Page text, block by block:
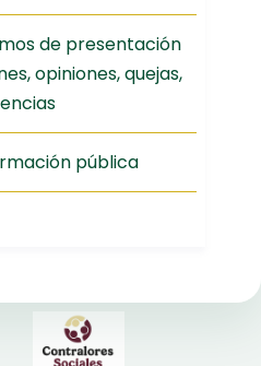
de presentación
opiniones, quejas,
pública